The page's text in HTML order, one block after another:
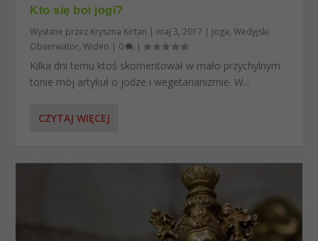
Kto się boi jogi?
Wysłane przez Kryszna Kirtan | maj 3, 2017 | Joga,Wedyjski
Obserwator,Wideo | 0 |
Kilka dni temu ktoś skomentował w mało przychylnym
tonie mój artykuł o jodze i wegetarianizmie. W...
CZYTAJ WIĘCEJ